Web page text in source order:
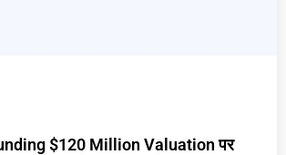
$120 Million Valuation पर